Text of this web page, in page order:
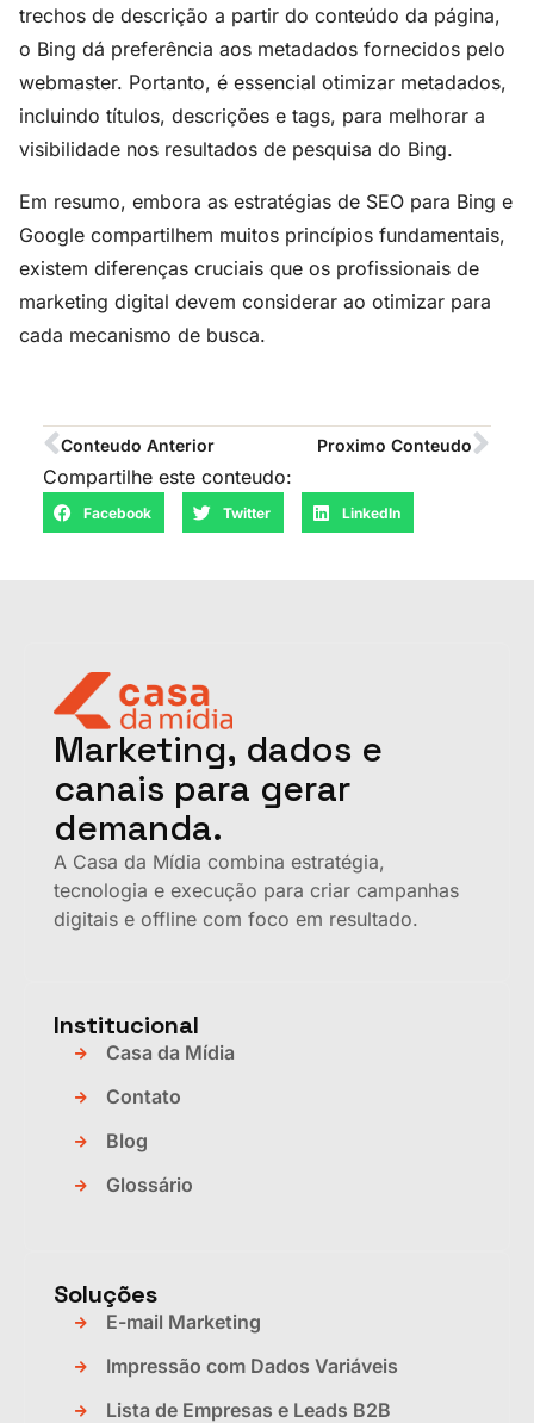
trechos de descrição a partir do conteúdo da página,
o Bing dá preferência aos metadados fornecidos pelo
webmaster. Portanto, é essencial otimizar metadados,
incluindo títulos, descrições e tags, para melhorar a
visibilidade nos resultados de pesquisa do Bing.
Em resumo, embora as estratégias de SEO para Bing e
Google compartilhem muitos princípios fundamentais,
existem diferenças cruciais que os profissionais de
marketing digital devem considerar ao otimizar para
cada mecanismo de busca.
Conteudo Anterior Proximo Conteudo
Compartilhe este conteudo:
Facebook Twitter LinkedIn
Marketing, dados e
canais para gerar
demanda.
A Casa da Mídia combina estratégia,
tecnologia e execução para criar campanhas
digitais e offline com foco em resultado.
Institucional
Casa da Mídia
Contato
Blog
Glossário
Soluções
E-mail Marketing
Impressão com Dados Variáveis
Lista de Empresas e Leads B2B